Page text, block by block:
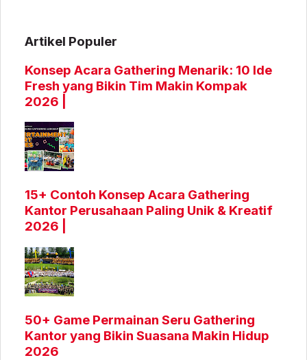
Artikel Populer
Konsep Acara Gathering Menarik: 10 Ide
Fresh yang Bikin Tim Makin Kompak
2026 |
15+ Contoh Konsep Acara Gathering
Kantor Perusahaan Paling Unik & Kreatif
2026 |
50+ Game Permainan Seru Gathering
Kantor yang Bikin Suasana Makin Hidup
2026